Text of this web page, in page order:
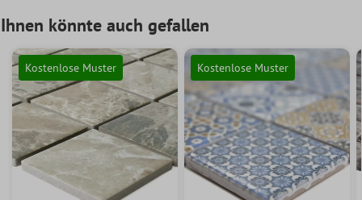
Ihnen könnte auch gefallen
Kostenlose Muster Kostenlose Muster